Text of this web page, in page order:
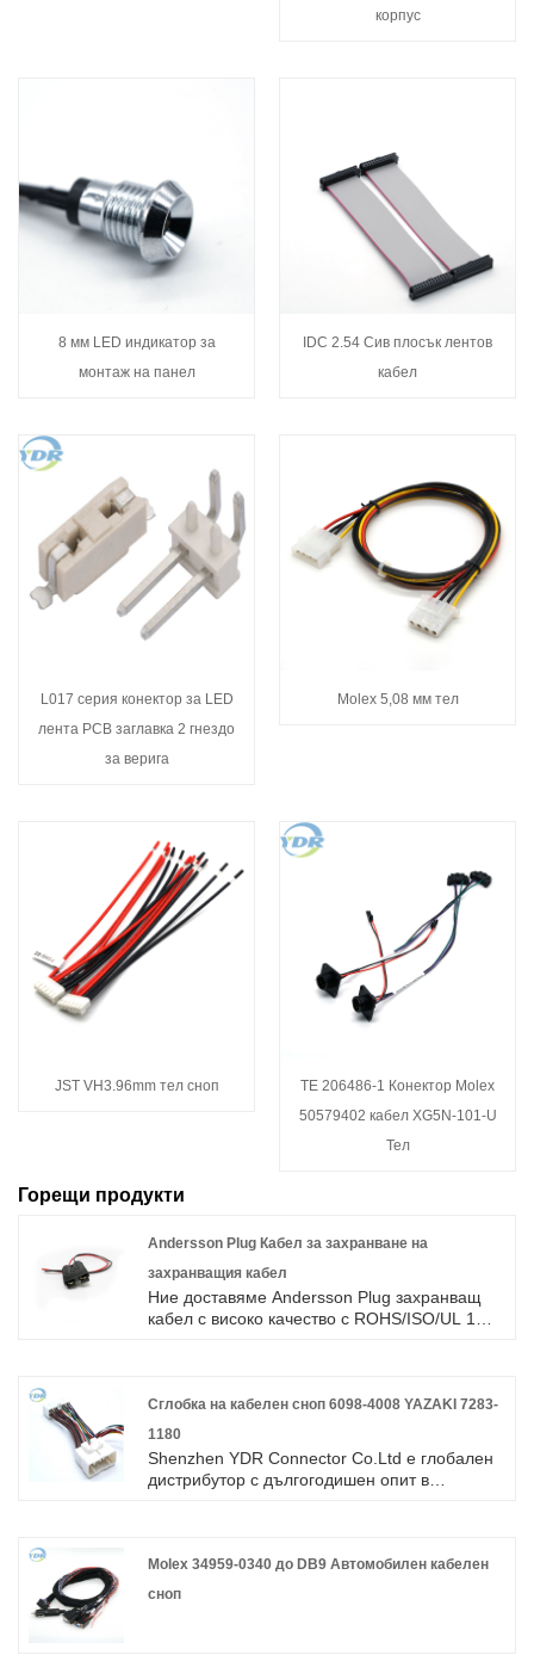
корпус
8 мм LED индикатор за
монтаж на панел
IDC 2.54 Сив плосък лентов
кабел
L017 серия конектор за LED
лента PCB заглавка 2 гнездо
за верига
Molex 5,08 мм тел
JST VH3.96mm тел сноп
TE 206486-1 Конектор Molex
50579402 кабел XG5N-101-U
Тел
Горещи продукти
Andersson Plug Кабел за захранване на
захранващия кабел
Ние доставяме Andersson Plug захранващ
кабел с високо качество с ROHS/ISO/UL 1
обхващайки по -голямата част от пазара в
Азия, Европа и Америка. Очакваме да
Китай.
Сглобка на кабелен сноп 6098-4008 YAZAKI 7283-
1180
Shenzhen YDR Connector Co.Ltd е глобален
дистрибутор с дългогодишен опит в
JST Japan Press, JAE Japan Avionics, Hirose
Hirose, Sumitomo, Souriau, 3M, Phoenix,
Molex 34959-0340 до DB9 Автомобилен кабелен
сноп